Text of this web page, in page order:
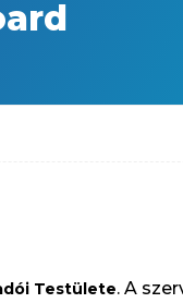
Testülete. A